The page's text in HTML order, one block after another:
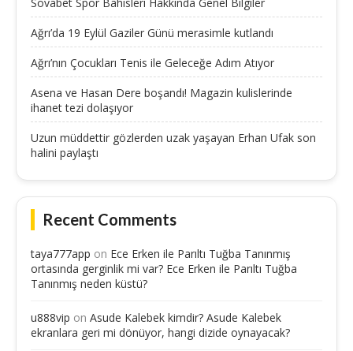
Ağrı’da 19 Eylül Gaziler Günü merasimle kutlandı
Ağrı’nın Çocukları Tenis ile Geleceğe Adım Atıyor
Asena ve Hasan Dere boşandı! Magazin kulislerinde
ihanet tezi dolaşıyor
Uzun müddettir gözlerden uzak yaşayan Erhan Ufak son
halini paylaştı
Recent Comments
taya777app on Ece Erken ile Parıltı Tuğba Tanınmış
ortasında gerginlik mi var? Ece Erken ile Parıltı Tuğba
Tanınmış neden küstü?
u888vip on Asude Kalebek kimdir? Asude Kalebek
ekranlara geri mi dönüyor, hangi dizide oynayacak?